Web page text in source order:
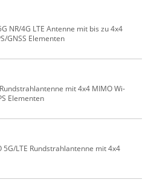
NR/4G LTE Antenne mit bis zu 4x4
GNSS Elementen
mit 4x4 MIMO Wi-
Elementen
LTE Rundstrahlantenne mit 4x4